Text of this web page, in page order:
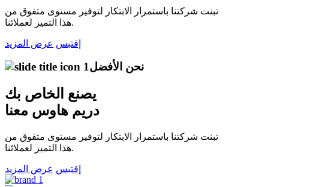
تبنت شركتنا باستمرار الابتكار لتوفير مستوى متفوق من
هذا التميز لعملائنا.
إقتبس عرض المزيد
نحن الأفضل
يصنع الخاص بك
دريم هاوس معنا
تبنت شركتنا باستمرار الابتكار لتوفير مستوى متفوق من
هذا التميز لعملائنا.
إقتبس عرض المزيد